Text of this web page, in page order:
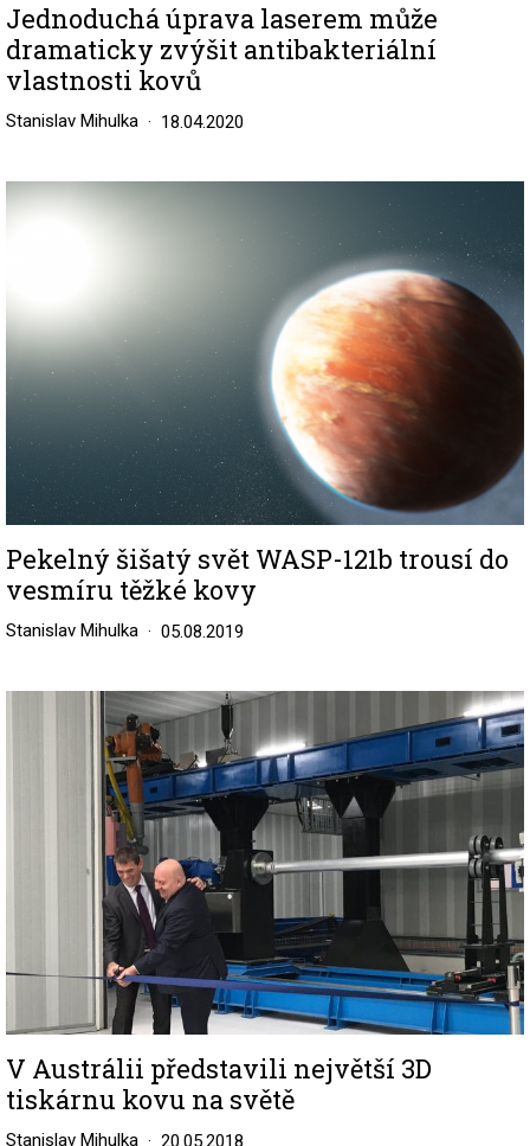
Jednoduchá úprava laserem může
dramaticky zvýšit antibakteriální
vlastnosti kovů
Stanislav Mihulka 18.04.2020
Image
Pekelný šišatý svět WASP-121b trousí do
vesmíru těžké kovy
Stanislav Mihulka 05.08.2019
V Austrálii představili největší 3D
tiskárnu kovu na světě
Stanislav Mihulka 20.05.2018